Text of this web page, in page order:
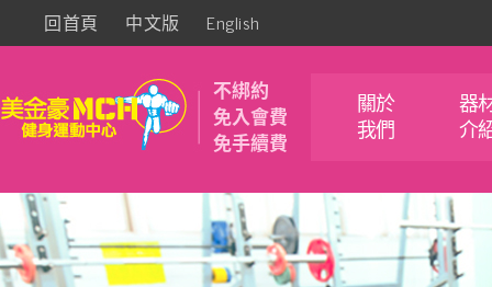
回首頁 中文版 English
不綁約
免入會費
免手續費
關於
我們
器
介